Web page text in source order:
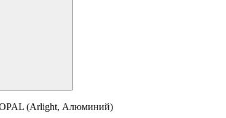
(Arlight, Алюминий)